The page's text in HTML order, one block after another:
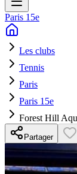
Paris 15e
Les clubs
Tennis
Paris
Paris 15e
Forest Hill
Partager